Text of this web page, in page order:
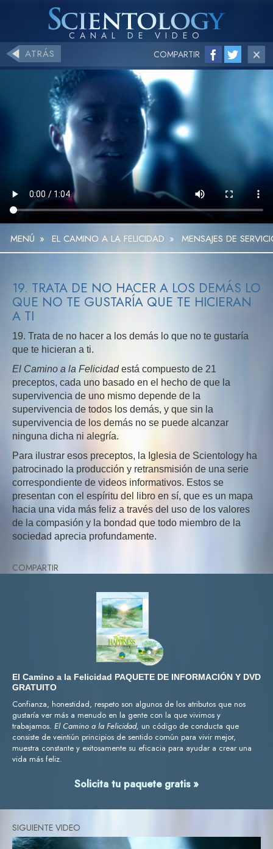
ATRÁS COMPARTIR
MENÚ » EL CAMINO A LA FELICIDAD » MENSAJES DE
19. TRATA DE NO HACER A LOS DEMÁS LO
QUE NO TE GUSTARÍA QUE TE HICIERAN
A TI
19. Trata de no hacer a los demás lo que no te gustaría
que te hicieran a ti.
El Camino a la Felicidadestá compuesto de 21
preceptos, cada uno basado en el hecho de que la
supervivencia de uno mismo depende de la
supervivencia de todos los demás, y que sin la
supervivencia de los demás no se puede alcanzar
ninguna dicha ni alegría.
Para ilustrar esos preceptos, la Iglesia de Scientology ha
patrocinado la producción y retransmisión de una serie
correspondiente de videos informativos. Estos se
presentan con el espíritu del libro en sí, que es un mapa
hacia una vida más feliz a través del uso de los valores
de la compasión y la bondad que todo miembro de la
sociedad aprecia profundamente.
COMPARTIR
El Camino a la Felicidad PAQUETE DE INFORMACIÓN Y DVD
GRATUITO
Confianza, honestidad, respeto son algunos de los atributos que nos
gustaría ver más a menudo en la gente con la que vivimos y
trabajamos. El Camino a la Felicidad, un código de conducta que
consiste de veintiún principios de sentido común para vivir mejor,
muestra constante y exitosamente su eficacia para ayudar a crear una
vida más feliz.
Solicita tu paquete gratis »